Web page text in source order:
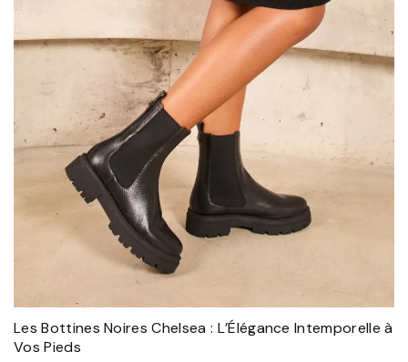
Les Bottines Noires Chelsea : L’Élégance Intemporelle à
Vos Pieds